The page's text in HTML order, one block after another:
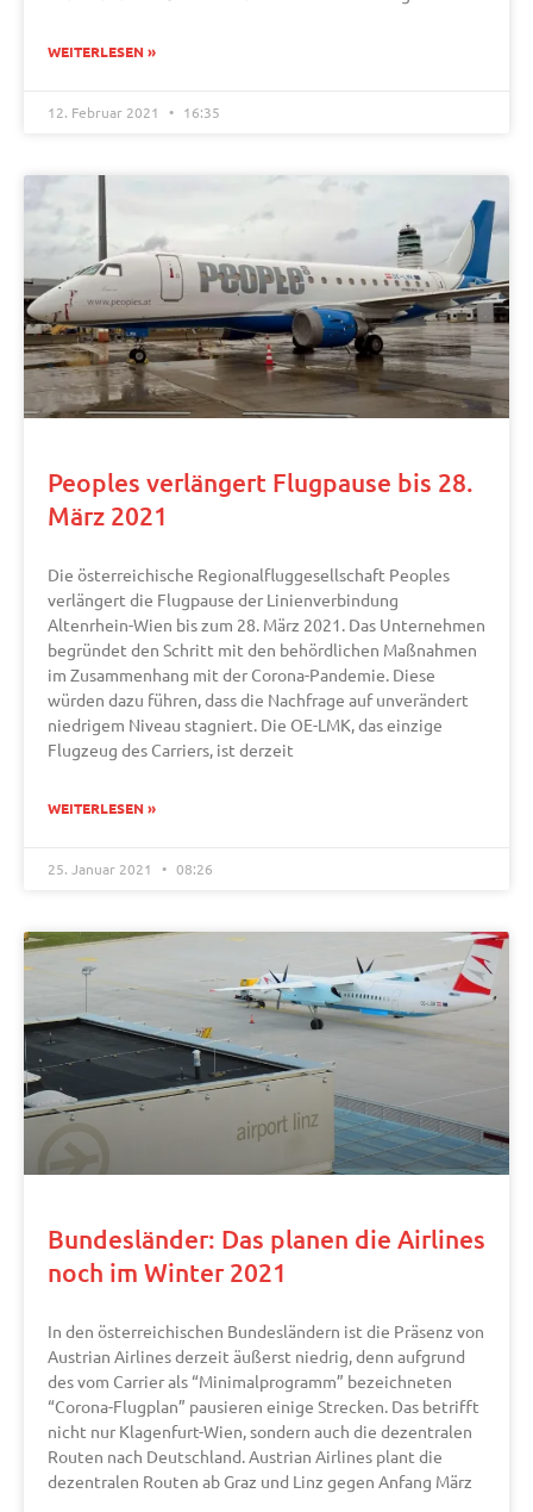
WEITERLESEN »
12. Februar 2021 16:35
Peoples verlängert Flugpause bis 28.
März 2021
Die österreichische Regionalfluggesellschaft Peoples
verlängert die Flugpause der Linienverbindung
Altenrhein-Wien bis zum 28. März 2021. Das Unternehmen
begründet den Schritt mit den behördlichen Maßnahmen
im Zusammenhang mit der Corona-Pandemie. Diese
würden dazu führen, dass die Nachfrage auf unverändert
niedrigem Niveau stagniert. Die OE-LMK, das einzige
Flugzeug des Carriers, ist derzeit
WEITERLESEN »
25. Januar 2021 08:26
Bundesländer: Das planen die Airlines
noch im Winter 2021
In den österreichischen Bundesländern ist die Präsenz von
Austrian Airlines derzeit äußerst niedrig, denn aufgrund
des vom Carrier als “Minimalprogramm” bezeichneten
“Corona-Flugplan” pausieren einige Strecken. Das betrifft
nicht nur Klagenfurt-Wien, sondern auch die dezentralen
Routen nach Deutschland. Austrian Airlines plant die
dezentralen Routen ab Graz und Linz gegen Anfang März